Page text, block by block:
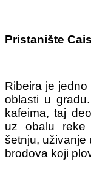
Pristanište
Ribeira je
oblasti u
kafeima, taj
uz obalu reke
šetnju, uživanje
brodova koji